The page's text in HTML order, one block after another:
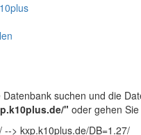
suchen und die
" oder gehen
--> kxp.k10plus.de/DB=1.27/